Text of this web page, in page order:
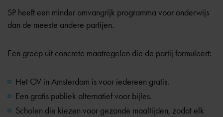
SP heeft een minder omvangrijk programma voor onderwijs
dan de meeste andere partijen.
Een greep uit concrete maatregelen die de partij formuleert:
Het OV in Amsterdam is voor iedereen gratis.
Een gratis publiek alternatief voor bijles.
Scholen die kiezen voor gezonde maaltijden, zodat elk